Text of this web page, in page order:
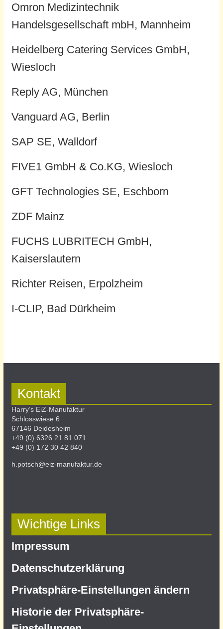
Omron Medizintechnik
Handelsgesellschaft mbH, Mannheim
Heidelberg Catering Services GmbH,
Wiesloch
Reply AG, München
Vanguard AG, Berlin
SAP SE, Walldorf
FIVE1 GmbH & Co.KG, Wiesloch
GFT Technologies SE, Eschborn
ZDF Mainz
FUCHS LUBRITECH GmbH,
Kaiserslautern
Richter Reisen, Erpolzheim
I-CLIP, Bad Dürkheim
Kontakt
Harry’s EiZ-Manufaktur
Schlosswiese 6
67146 Deidesheim
+49 (0) 6326 21 81 071
+49 (0) 172 30 42 840
h.potsch@eiz-manufaktur.de
Wichtige Links
Impressum
Datenschutz­erklärung
Privatsphäre-Einstellungen ändern
Historie der Privatsphäre-